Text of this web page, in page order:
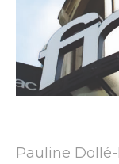
Pauline